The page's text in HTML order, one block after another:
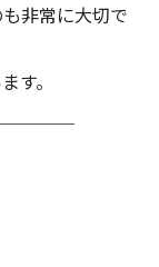
非常に大切で
す。